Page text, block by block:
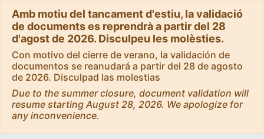
Amb motiu del tancament d'estiu, la validació
de documents es reprendrà a partir del 28
d'agost de 2026. Disculpeu les molèsties.
Con motivo del cierre de verano, la validación de
documentos se reanudará a partir del 28 de agosto
de 2026. Disculpad las molestias
Due to the summer closure, document validation will
resume starting August 28, 2026. We apologize for
any inconvenience.